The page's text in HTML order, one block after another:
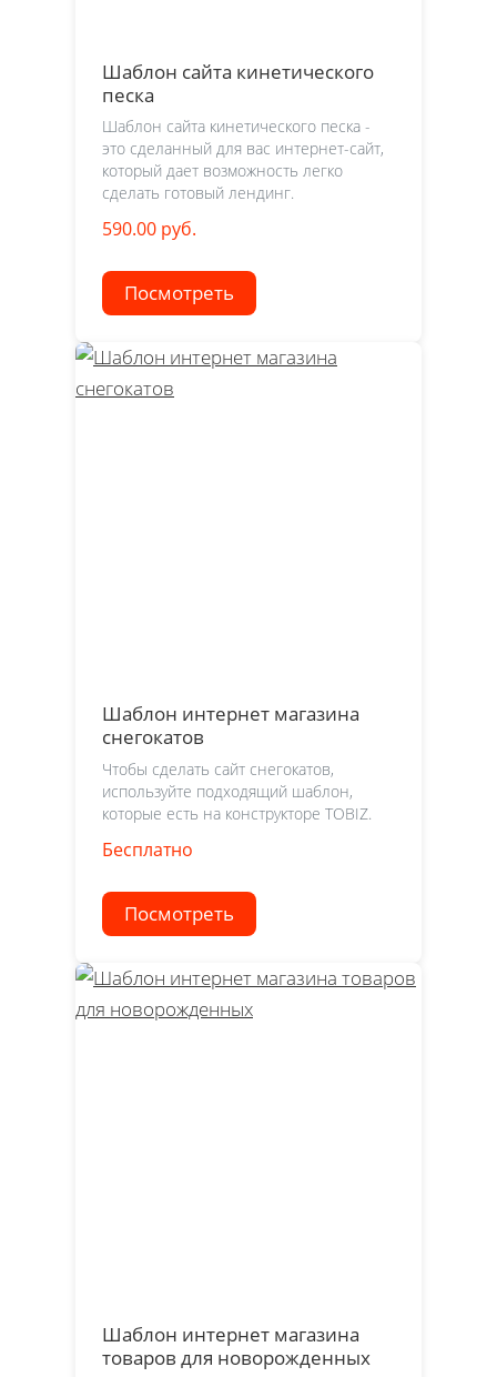
Шаблон сайта кинетического
песка
Шаблон сайта кинетического песка -
это сделанный для вас интернет-сайт,
который дает возможность легко
сделать готовый лендинг.
590.00 руб.
Посмотреть
Шаблон интернет магазина
снегокатов
Чтобы сделать сайт снегокатов,
используйте подходящий шаблон,
которые есть на конструкторе TOBIZ.
Бесплатно
Посмотреть
Шаблон интернет магазина
товаров для новорожденных